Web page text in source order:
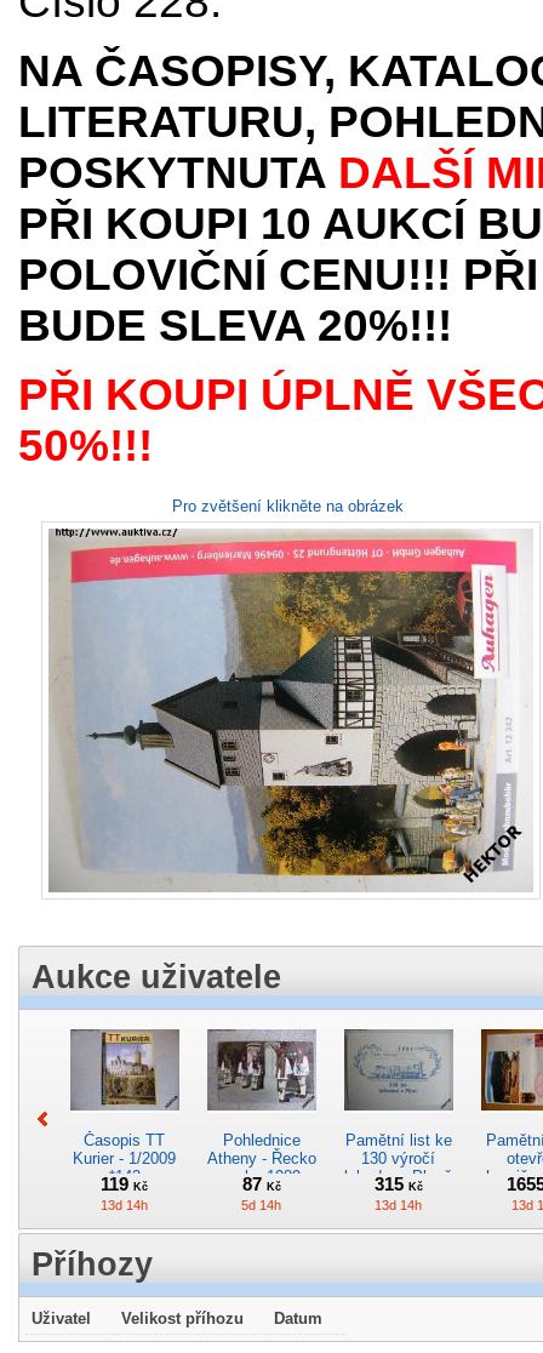
NA ČASOPISY,
LITERATURU,
POSKYTNUTA DALŠÍ
PŘI KOUPI 10 AUKCÍ
POLOVIČNÍ CENU!!!
BUDE SLEVA 20%!!!
PŘI KOUPI ÚPLNĚ
50%!!!
Pro zvětšení klikněte na obrázek
Aukce uživatele
Časopis TT
Kurier - 1/2009
*142
119Kč
13d 14h
Pohlednice
Atheny - Řecko
z roku 1989.
Nová nepoužitá
*5019
87 Kč
5d 14h
Pamětní list ke
130 výročí
lokodepa Plzeň
*2963
315 Kč
13d 14h 13d
Pohlednice
Pohlednice
Pohlednice
Příhozy
Uživatel Velikost příhozu Datum